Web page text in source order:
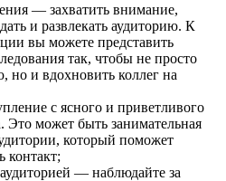
— захватить внимание,
и развлекать аудиторию. К
вы можете представить
так, чтобы не просто
но и вдохновить коллег на
с ясного и приветливого
Это может быть занимательная
который поможет
контакт;
— наблюдайте за